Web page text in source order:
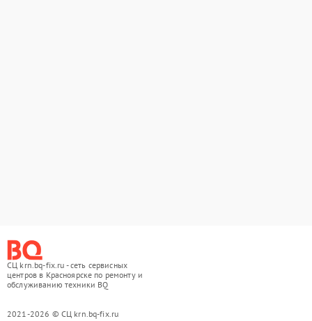
СЦ krn.bq-fix.ru - сеть сервисных
центров в Красноярске по ремонту и
обслуживанию техники BQ
2021-2026 © СЦ krn.bq-fix.ru